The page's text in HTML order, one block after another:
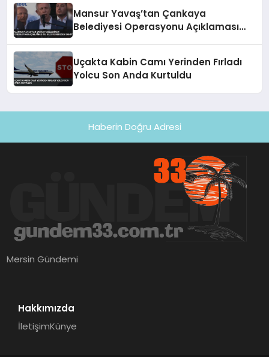
Mansur Yavaş’tan Çankaya
Belediyesi Operasyonu Açıklaması
Uçakta Kabin Camı Yerinden Fırladı
Yolcu Son Anda Kurtuldu
Haberin Doğru Adresi
Mersin Gündemi
Hakkımızda
İletişimKünye